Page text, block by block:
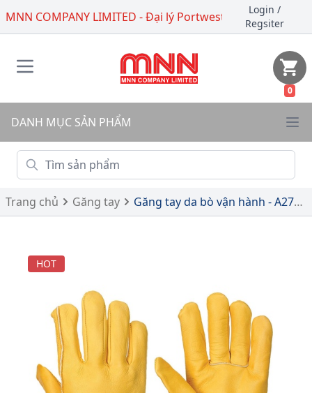
MNN COMPANY LIMITED - Đại lý Portwest Login /
Regsiter
0
DANH MỤC SẢN PHẨM
Trang chủ Găng tay Găng tay da bò vận hành - A270 - Classic Driver Glove
HOT